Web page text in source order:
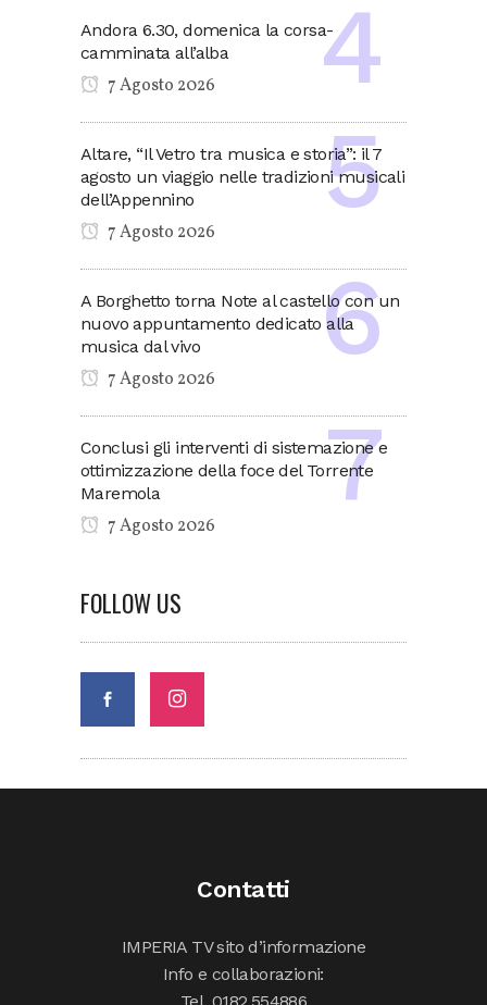
Andora 6.30, domenica la corsa-
camminata all’alba
7 Agosto 2026
Altare, “Il Vetro tra musica e storia”: il 7
agosto un viaggio nelle tradizioni musicali
dell’Appennino
7 Agosto 2026
A Borghetto torna Note al castello con un
nuovo appuntamento dedicato alla
musica dal vivo
7 Agosto 2026
Conclusi gli interventi di sistemazione e
ottimizzazione della foce del Torrente
Maremola
7 Agosto 2026
FOLLOW US
Contatti
IMPERIA TV sito d’informazione
Info e collaborazioni: